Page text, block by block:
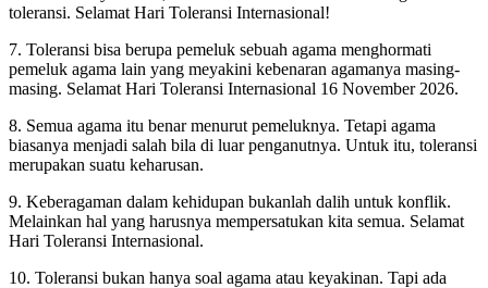
toleransi. Selamat Hari Toleransi Internasional!
7. Toleransi bisa berupa pemeluk sebuah agama menghormati
pemeluk agama lain yang meyakini kebenaran agamanya masing-
masing. Selamat Hari Toleransi Internasional 16 November 2026.
8. Semua agama itu benar menurut pemeluknya. Tetapi agama
biasanya menjadi salah bila di luar penganutnya. Untuk itu, toleransi
merupakan suatu keharusan.
9. Keberagaman dalam kehidupan bukanlah dalih untuk konflik.
Melainkan hal yang harusnya mempersatukan kita semua. Selamat
Hari Toleransi Internasional.
10. Toleransi bukan hanya soal agama atau keyakinan. Tapi ada